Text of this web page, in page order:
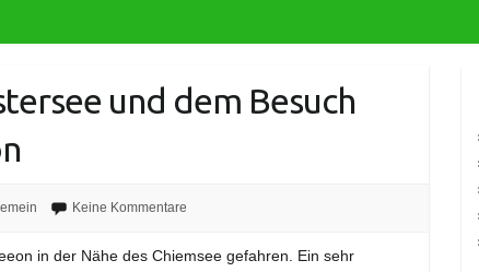
und dem Besuch
Keine Kommentare
in der Nähe des Chiemsee gefahren. Ein sehr